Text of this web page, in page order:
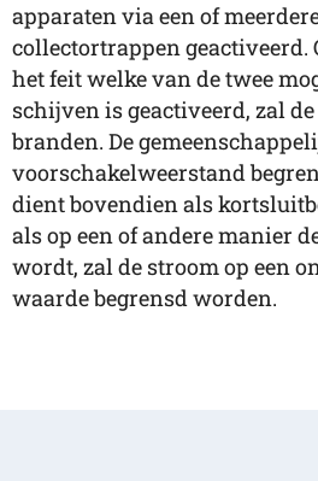
apparaten via een of
collectortrappen
het feit welke van de twee
schijven is geactiveerd, zal de
branden. De
voorschakelweerstand
dient bovendien als
als op een of andere manier
wordt, zal de stroom op een
waarde begrensd worden.